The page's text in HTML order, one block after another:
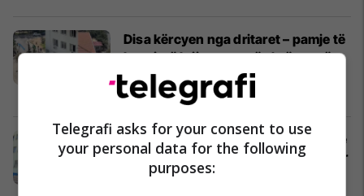
Disa kërcyen nga dritaret – pamje të
kaosit të krijuar nga të shtënat që
lanë katër të vdekur dhe të tjerë të
plagosur në një shkollë në Turqi
Turqia 15/04/2026
Të shtëna me armë në një shkollë në
Turqi – raportohet për 16 të plagosur
Turqia 14/04/2026
Telegrafi asks for your consent to use
your personal data for the following
purposes: